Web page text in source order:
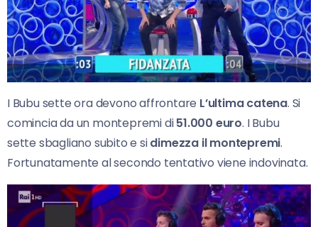
I Bubu sette ora devono affrontare L’ultima catena. Si
comincia da un montepremi di51.000 euro. I Bubu
sette sbagliano subito e sidimezza il montepremi.
Fortunatamente al secondo tentativo viene indovinata.